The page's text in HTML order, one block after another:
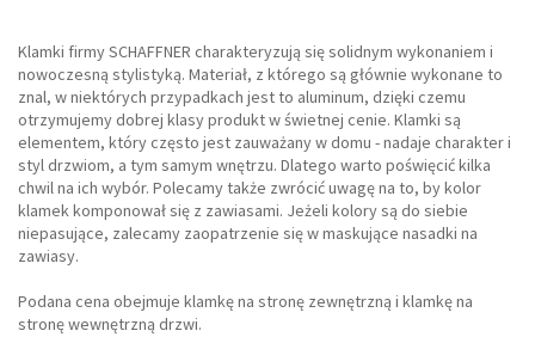
Klamki firmy SCHAFFNER charakteryzują się solidnym wykonaniem i
nowoczesną stylistyką. Materiał, z którego są głównie wykonane to
znal, w niektórych przypadkach jest to aluminum, dzięki czemu
otrzymujemy dobrej klasy produkt w świetnej cenie. Klamki są
elementem, który często jest zauważany w domu - nadaje charakter i
styl drzwiom, a tym samym wnętrzu. Dlatego warto poświęcić kilka
chwil na ich wybór. Polecamy także zwrócić uwagę na to, by kolor
klamek komponował się z zawiasami. Jeżeli kolory są do siebie
niepasujące, zalecamy zaopatrzenie się w maskujące nasadki na
zawiasy.
Podana cena obejmuje klamkę na stronę zewnętrzną i klamkę na
stronę wewnętrzną drzwi.